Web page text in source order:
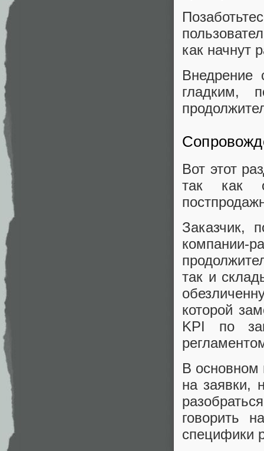
как начнут
гладким,
Вот этот
так как
Заказчик,
компании-
так и
которой
KPI по
В основном
на заявки,
говорить
специфики